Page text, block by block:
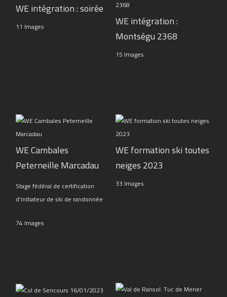
WE intégration : soirée
11 Images
WE intégration :
Montségu 2368
15 Images
WE Cambales
Peterneille Marcadau
Stage fédéral de certification
d'initiateur de ski de randonnée
74 Images
WE formation ski toutes
neiges 2023
33 Images